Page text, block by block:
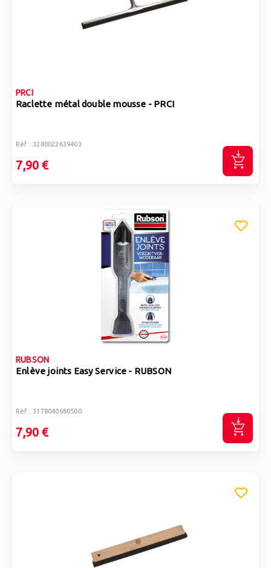
PRCI
Raclette métal double mousse - PRCI
Réf : 3280022639403
7,90 €
RUBSON
Enlève joints Easy Service - RUBSON
Réf : 3178040680500
7,90 €